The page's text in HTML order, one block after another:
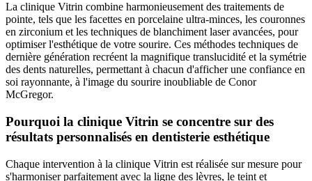
La clinique Vitrin combine harmonieusement des traitements de
pointe, tels que les facettes en porcelaine ultra-minces, les couronnes
en zirconium et les techniques de blanchiment laser avancées, pour
optimiser l'esthétique de votre sourire. Ces méthodes techniques de
dernière génération recréent la magnifique translucidité et la symétrie
des dents naturelles, permettant à chacun d'afficher une confiance en
soi rayonnante, à l'image du sourire inoubliable de Conor
McGregor.
Pourquoi la clinique Vitrin se concentre sur des
résultats personnalisés en dentisterie esthétique
Chaque intervention à la clinique Vitrin est réalisée sur mesure pour
s'harmoniser parfaitement avec la ligne des lèvres, le teint et